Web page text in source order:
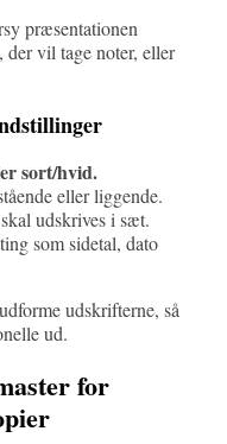
præsentationen
vil tage noter, eller
sort/hvid.
eller liggende.
udskrives i sæt.
som sidetal, dato
udskrifterne, så
ud.
for